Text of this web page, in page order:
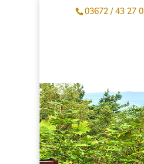
03672 / 43 27 0